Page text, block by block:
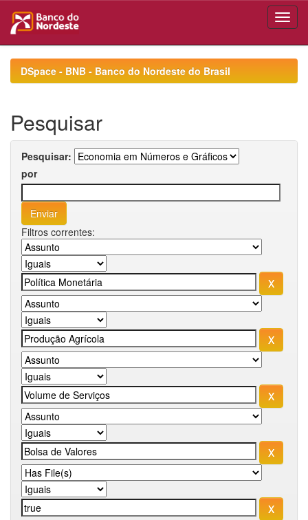
navigationDSpace - BNB - Banco do Nordeste do Brasil
Pesquisar
Pesquisar:
por
Filtros correntes: